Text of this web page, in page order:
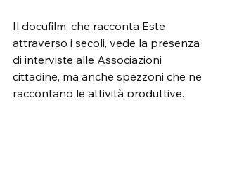
Il docufilm, che racconta Este
attraverso i secoli, vede la presenza
di interviste alle Associazioni
cittadine, ma anche spezzoni che ne
raccontano le attività produttive,